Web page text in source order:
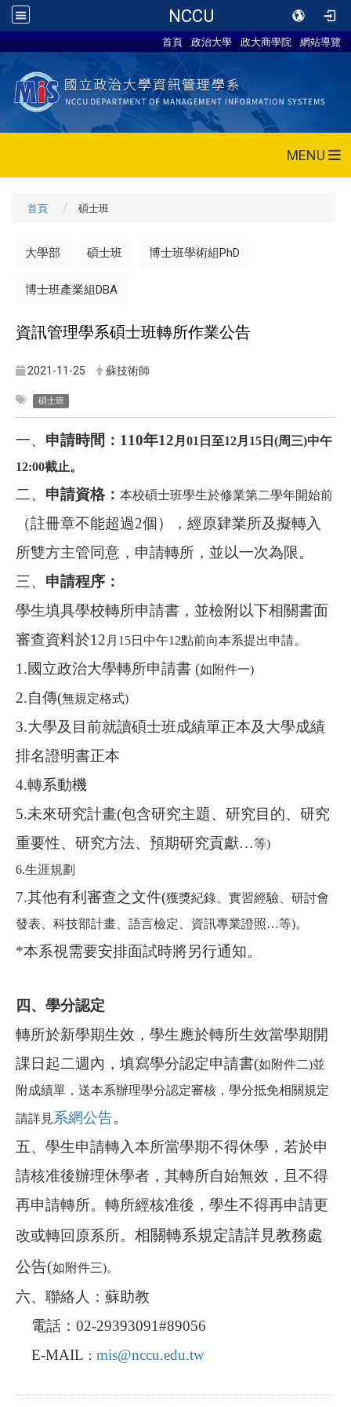
NCCU
首頁 政治大學 政大商學院 網站導覽
MENU
首頁 碩士班
大學部 碩士班 博士班學術組PhD
博士班產業組DBA
資訊管理學系碩士班轉所作業公告
2021-11-25 蘇技術師
碩士班
一、 申請時間：110年12 月01日至12月15 日(周三)中午
12:00截止。
二、 申請資格： 本校碩士班學生於修業第二學年開始前
（註冊章不能超過2個）
，經原肄業所及擬轉入
所雙方主管同意，申請轉所，並以一次為限。
三、 申請程序：
學生填具學校轉所申請書，並檢附以下相關書面
審查資料於12 月15日中午12點前向本系提出申請。
1.國立政治大學轉所申請書 (如附件一)
2.自傳(無規定格式)
3.大學及目前就讀碩士班成績單正本及大學成績
排名證明書正本
4.轉系動機
5.未來研究計畫(包含研究主題、研究目的、研究
重要性、研究方法、預期研究貢獻…等)
6.生涯規劃
7.其他有利審查之文件(獲獎紀錄、實習經驗、研討會
發表、科技部計畫、語言檢定、資訊專業證照…等)。
*本系視需要安排面試時將另行通知。
四、學分認定
轉所於新學期生效，學生應於轉所生效當學期開
課日起二週內，填寫學分認定申請書(如附件二)並
附成績單，送本系辦理學分認定審核，學分抵免相關規定
請詳見系網公告。
五、學生申請轉入本所當學期不得休學，若於申
請核准後辦理休學者，其轉所自始無效，且不得
再申請轉所。轉所經核准後，學生不得再申請更
改或轉回原系所。 相關轉系規定請詳見教務處
公告(如附件三)。
六、 聯絡人：蘇助教
電話：02-29393091#89056
E-MAIL ： mis@nccu.edu.tw